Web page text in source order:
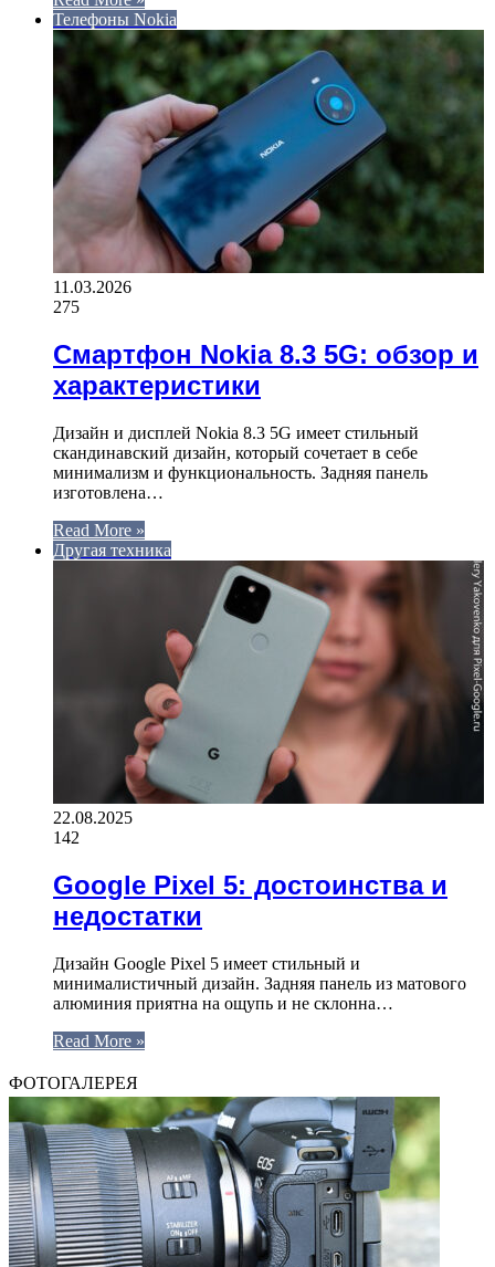
Телефоны Nokia
11.03.2026
275
Смартфон Nokia 8.3 5G: обзор и
характеристики
Дизайн и дисплей Nokia 8.3 5G имеет стильный
скандинавский дизайн, который сочетает в себе
минимализм и функциональность. Задняя панель
изготовлена…
Read More »
Другая техника
22.08.2025
142
Google Pixel 5: достоинства и
недостатки
Дизайн Google Pixel 5 имеет стильный и
минималистичный дизайн. Задняя панель из матового
алюминия приятна на ощупь и не склонна…
Read More »
ФОТОГАЛЕРЕЯ